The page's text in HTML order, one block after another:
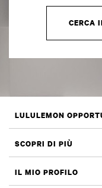
CERCA
LULULEMON
Cerca Lavori
SCOPRI DI PIÙ
IL MIO PROFILO